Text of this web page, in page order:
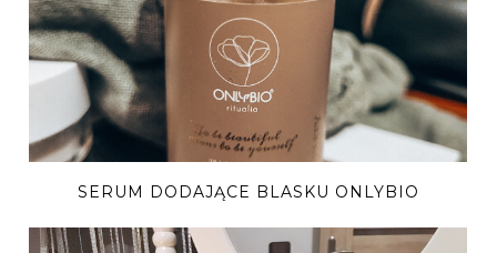
SERUM DODAJĄCE BLASKU ONLYBIO